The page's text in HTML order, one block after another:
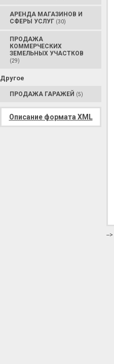
АРЕНДА МАГАЗИНОВ И
СФЕРЫ УСЛУГ (30)
ПРОДАЖА
КОММЕРЧЕСКИХ
ЗЕМЕЛЬНЫХ УЧАСТКОВ
(29)
Другое
ПРОДАЖА ГАРАЖЕЙ (5)
Описание формата XML
-->